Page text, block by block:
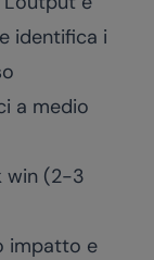
identifica i
a medio
win (2-3
impatto e